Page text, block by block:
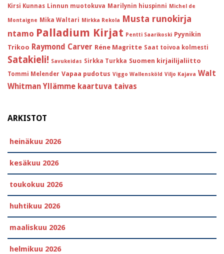
Kirsi Kunnas Linnun muotokuva Marilynin hiuspinni Michel de
Montaigne Mika Waltari Mirkka Rekola Musta runokirja
ntamo Palladium Kirjat Pentti Saarikoski Pyynikin
Trikoo Raymond Carver Réne Magritte Saat toivoa kolmesti
Satakieli! Savukeidas Sirkka Turkka Suomen kirjailijaliitto
Tommi Melender Vapaa pudotus Viggo Wallensköld Viljo Kajava Walt
Whitman Yllämme kaartuva taivas
ARKISTOT
heinäkuu 2026
kesäkuu 2026
toukokuu 2026
huhtikuu 2026
maaliskuu 2026
helmikuu 2026